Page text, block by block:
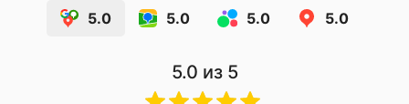
5.0 5.0 5.0 5.0
5.0 из 5